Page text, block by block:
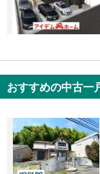
おすすめの中古一